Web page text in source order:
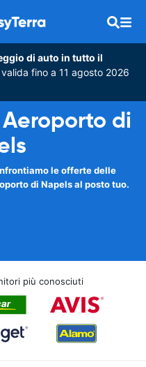
di auto in tutto il
fino a 11 agosto 2026
di
le offerte delle
di Napels al posto tuo.
più conosciuti